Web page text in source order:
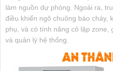
làm nguồn dự phòng. Ngoài ra,
điều khiển ngõ chuông báo cháy,
phụ, và có tính năng cô lập zone,
và quản lý hệ thống.